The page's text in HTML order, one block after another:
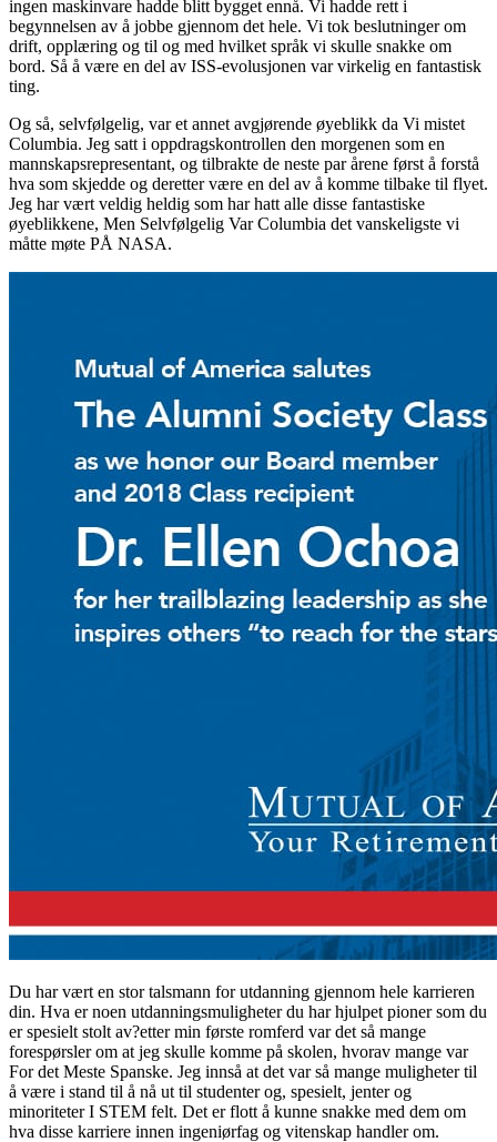
ingen maskinvare hadde blitt bygget ennå. Vi hadde rett i
begynnelsen av å jobbe gjennom det hele. Vi tok beslutninger om
drift, opplæring og til og med hvilket språk vi skulle snakke om
bord. Så å være en del av ISS-evolusjonen var virkelig en fantastisk
ting.
Og så, selvfølgelig, var et annet avgjørende øyeblikk da Vi mistet
Columbia. Jeg satt i oppdragskontrollen den morgenen som en
mannskapsrepresentant, og tilbrakte de neste par årene først å forstå
hva som skjedde og deretter være en del av å komme tilbake til flyet.
Jeg har vært veldig heldig som har hatt alle disse fantastiske
øyeblikkene, Men Selvfølgelig Var Columbia det vanskeligste vi
måtte møte PÅ NASA.
Du har vært en stor talsmann for utdanning gjennom hele karrieren
din. Hva er noen utdanningsmuligheter du har hjulpet pioner som du
er spesielt stolt av?etter min første romferd var det så mange
forespørsler om at jeg skulle komme på skolen, hvorav mange var
For det Meste Spanske. Jeg innså at det var så mange muligheter til
å være i stand til å nå ut til studenter og, spesielt, jenter og
minoriteter I STEM felt. Det er flott å kunne snakke med dem om
hva disse karriere innen ingeniørfag og vitenskap handler om.